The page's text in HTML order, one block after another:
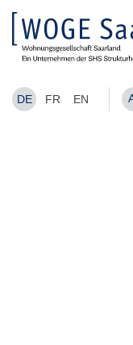
DE FR EN